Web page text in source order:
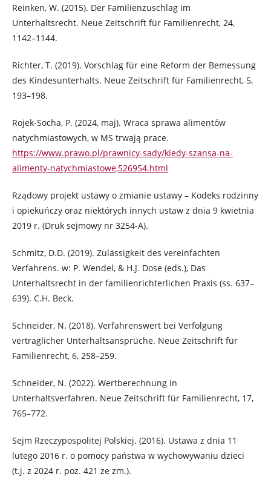
Reinken, W. (2015). Der Familienzuschlag im
Unterhaltsrecht. Neue Zeitschrift für Familienrecht, 24,
1142–1144.
Richter, T. (2019). Vorschlag für eine Reform der Bemessung
des Kindesunterhalts. Neue Zeitschrift für Familienrecht, 5,
193–198.
Rojek-Socha, P. (2024, maj). Wraca sprawa alimentów
natychmiastowych, w MS trwają prace.
https://www.prawo.pl/prawnicy-sady/kiedy-szansa-na-
alimenty-natychmiastowe,526954.html
Rządowy projekt ustawy o zmianie ustawy – Kodeks rodzinny
i opiekuńczy oraz niektórych innych ustaw z dnia 9 kwietnia
2019 r. (Druk sejmowy nr 3254-A).
Schmitz, D.D. (2019). Zulässigkeit des vereinfachten
Verfahrens. w: P. Wendel, & H.J. Dose (eds.), Das
Unterhaltsrecht in der familienrichterlichen Praxis (ss. 637–
639). C.H. Beck.
Schneider, N. (2018). Verfahrenswert bei Verfolgung
vertraglicher Unterhaltsansprüche. Neue Zeitschrift für
Familienrecht, 6, 258–259.
Schneider, N. (2022). Wertberechnung in
Unterhaltsverfahren. Neue Zeitschrift für Familienrecht, 17,
765–772.
Sejm Rzeczypospolitej Polskiej. (2016). Ustawa z dnia 11
lutego 2016 r. o pomocy państwa w wychowywaniu dzieci
(t.j. z 2024 r. poz. 421 ze zm.).